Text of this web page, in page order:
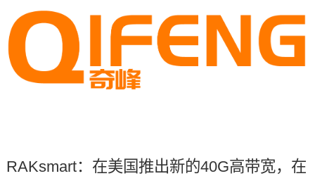
RAKsmart：在美国推出新的40G高带宽，在